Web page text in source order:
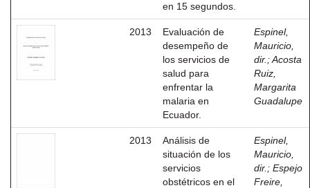
en 15 segundos.
2013
Evaluación de
desempeño de
los servicios de
salud para
enfrentar la
malaria en
Ecuador.
Espinel,
Mauricio,
dir. ;Acosta
Ruiz,
Margarita
Guadalupe
2013
Análisis de
situación de los
servicios
obstétricos en el
Espinel,
Mauricio,
dir. ; Espejo
Freire,